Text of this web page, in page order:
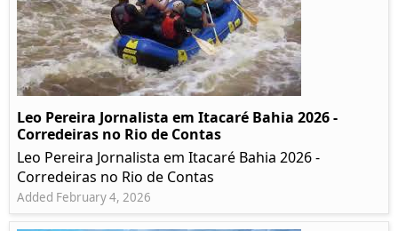
Leo Pereira Jornalista em Itacaré Bahia 2026 -
Corredeiras no Rio de Contas
Leo Pereira Jornalista em Itacaré Bahia 2026 -
Corredeiras no Rio de Contas
Added February 4, 2026